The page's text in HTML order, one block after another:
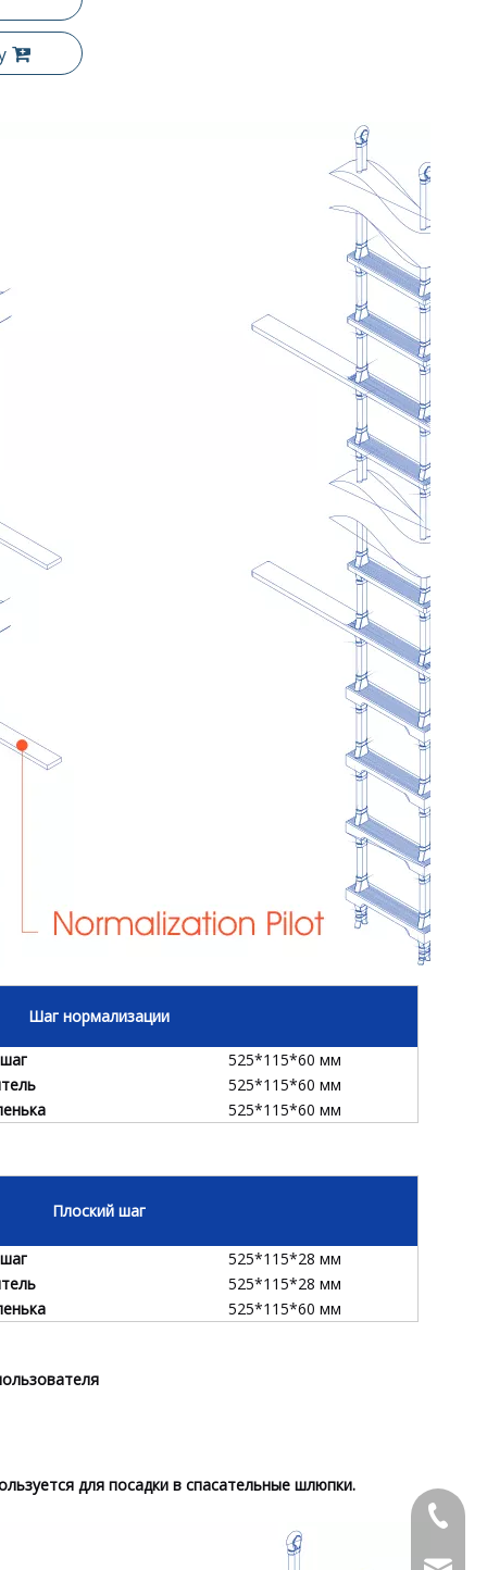
Шаг нормализации
525*115*60 мм
525*115*60 мм
525*115*60 мм
Плоский шаг
525*115*28 мм
525*115*28 мм
525*115*60 мм
для посадки в спасательные шлюпки.
+86-